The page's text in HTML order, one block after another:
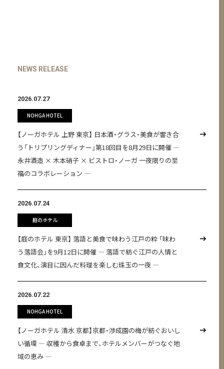
NEWS RELEASE
2026.07.27
NOHGA HOTEL
【ノーガホテル 上野 東京】 日本酒・グラス・美食が響き合
う「トリプリングディナー」第18回目を8月29日に開催 ―
永井酒造 × 木本硝子 × ビストロ・ノーガ 一夜限りの至
福のコラボレーション ―
2026.07.24
庭のホテル
【庭のホテル 東京】 落語と美食で味わう江戸の粋 「味わ
う落語会」を9月12日に開催 ― 落語で紡ぐ江戸の人情と
食文化、演目に因んだ料理を楽しむ珠玉の一夜 ―
2026.07.22
NOHGA HOTEL
【ノーガホテル 清水 京都】京都・渉成園の梅が紡ぐおいし
い循環 ― 収穫から食卓まで、ホテルメンバーがつなぐ地
域の恵み ―